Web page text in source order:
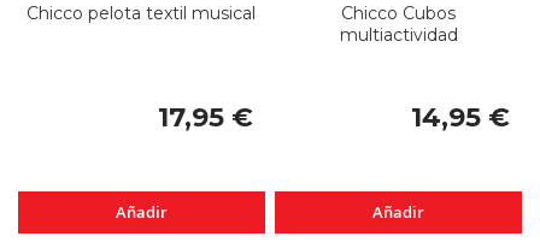
Chicco pelota textil musical
17,95 €
Añadir
Chicco Cubos
multiactividad
14,95 €
Añadir